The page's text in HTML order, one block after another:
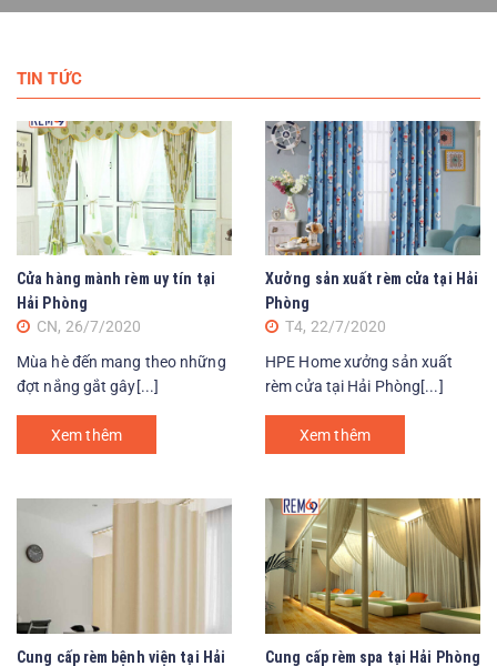
TIN TỨC
Cửa hàng mành rèm uy tín tại
Hải Phòng
CN, 26/7/2020
Mùa hè đến mang theo những
đợt nắng gắt gây[...]
Xem thêm
Xưởng sản xuất rèm cửa tại Hải
Phòng
T4, 22/7/2020
HPE Home xưởng sản xuất
rèm cửa tại Hải Phòng[...]
Xem thêm
Cung cấp rèm bệnh viện tại Hải
Cung cấp rèm spa tại Hải Phòng